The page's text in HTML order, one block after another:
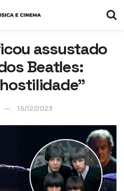
assustado
Beatles:
15/12/2023